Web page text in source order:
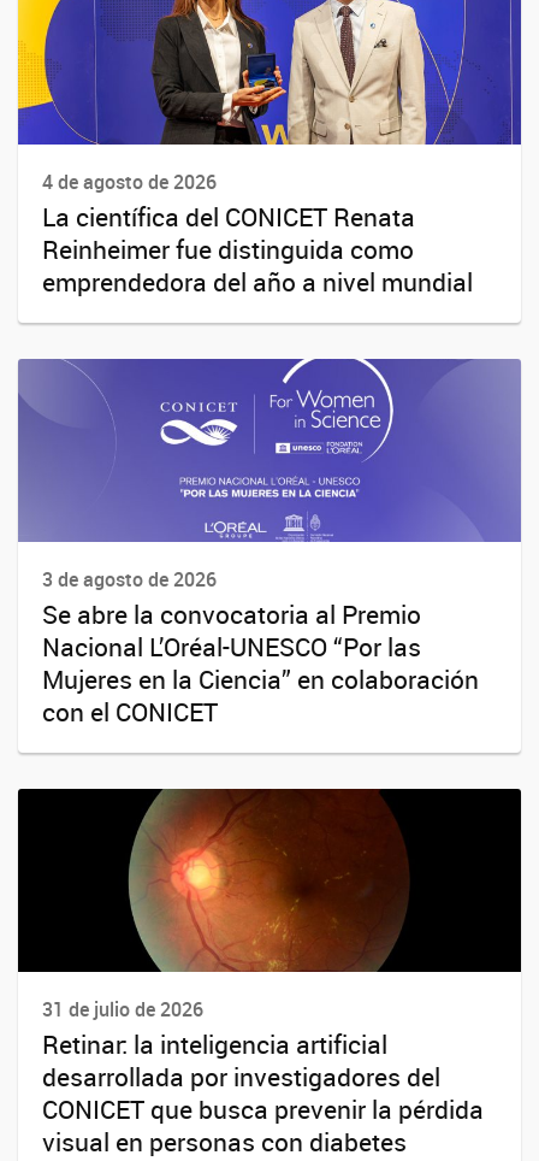
4 de agosto de 2026
La científica del CONICET Renata
Reinheimer fue distinguida como
emprendedora del año a nivel mundial
3 de agosto de 2026
Se abre la convocatoria al Premio
Nacional L’Oréal-UNESCO “Por las
Mujeres en la Ciencia” en colaboración
con el CONICET
31 de julio de 2026
Retinar: la inteligencia artificial
desarrollada por investigadores del
CONICET que busca prevenir la pérdida
visual en personas con diabetes